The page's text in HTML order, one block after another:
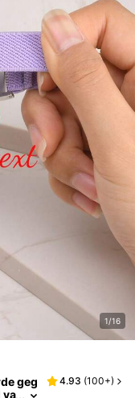
1/16
geg
va
4.93 (100+)